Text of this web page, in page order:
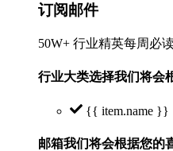
订阅邮件
50W+ 行业精英每周必
行业大类选择我们将会
{{ item.name }}
邮箱我们将会根据您的